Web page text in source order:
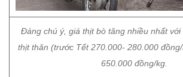
Đáng chú ý, giá thịt bò tăng nhiều nhất
thịt thăn (trước Tết 270.000- 280.000
650.000 đồng/kg.